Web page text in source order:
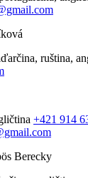
ruština,
+421 914
Berecky